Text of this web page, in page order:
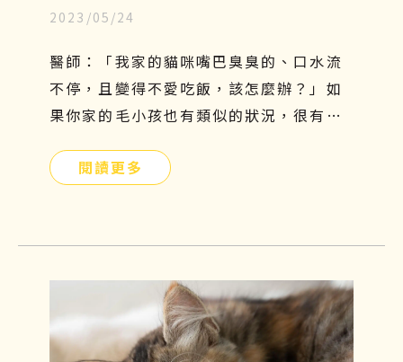
成因、症狀和照顧，再探索治療新
知
2023/05/24
醫師：「我家的貓咪嘴巴臭臭的、口水流
不停，且變得不愛吃飯，該怎麼辦？」如
果你家的毛小孩也有類似的狀況，很有可
響貓咪的食慾及健康，因此這個問題不能
治療！
閱讀更多